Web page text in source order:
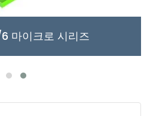
마이크로 시리즈